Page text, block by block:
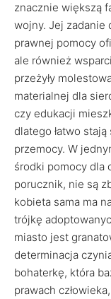
znacznie większą
wojny. Jej zadanie
prawnej pomocy
ale również
przeżyły
materialnej dla
czy edukacji
dlatego łatwo
przemocy. W
środki pomocy dla
porucznik, nie są
kobieta sama ma
trójkę
miasto jest
determinacja
bohaterkę, która
prawach